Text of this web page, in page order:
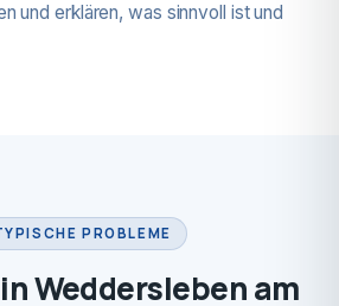
und erklären, was sinnvoll ist und
PROBLEME
Weddersleben am